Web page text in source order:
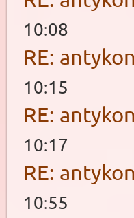
10:08
RE:
10:15
RE:
10:17
RE:
10:55